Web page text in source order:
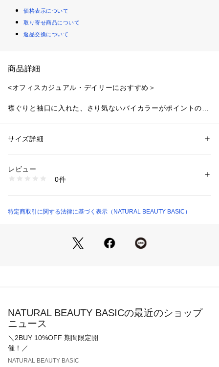
価格表示について
取り寄せ商品について
返品交換について
商品詳細
<オフィスカジュアル・デイリーにおすすめ＞
襟ぐりと袖口に入れた、さり気ないバイカラーがポイントのリ
トするベーシックなサイズ感で、ボトムスINは勿論、レイヤー
＜素材＞
柔らかくしなやかな風合いをもつハイゲージリブニットです。
仕様・開閉なし
性別：レディース
素材：レーヨン 51% ポリエステル 30% ナイロン 19%
洗濯：40℃非常に弱い 漂白× アイロン110℃ ドライ× タンブル乾燥× 平干
し ウェット非常に弱い
商品番号：1100700000248 （モール）
サイズ詳細
レビュー
0件
特定商取引に関する法律に基づく表示（NATURAL BEAUTY BASIC）
NATURAL BEAUTY BASICの最近のショップ
ニュース
＼2BUY 10%OFF 期間限定開
催！／
NATURAL BEAUTY BASIC